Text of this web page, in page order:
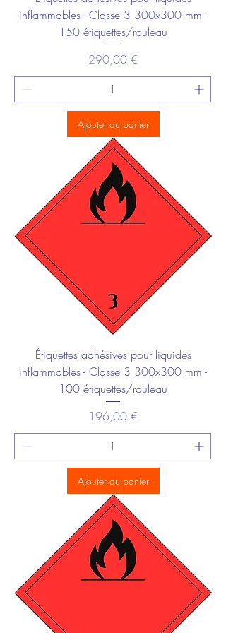
inflammables - Classe 3 300x300 mm -
150 étiquettes/rouleau
Prix
290,00 €
Ajouter au panier
Étiquettes adhésives pour liquides
inflammables - Classe 3 300x300 mm -
100 étiquettes/rouleau
Prix
196,00 €
Ajouter au panier